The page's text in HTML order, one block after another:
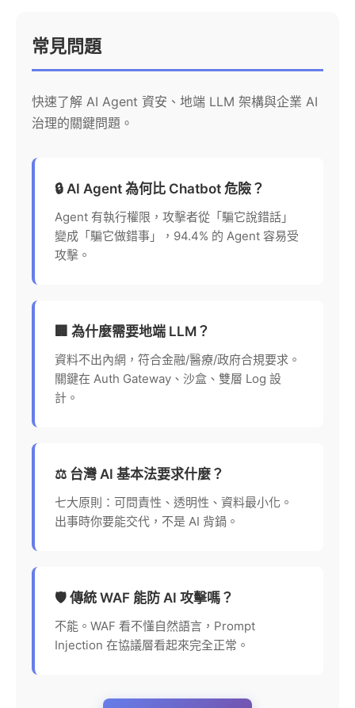
常見問題
快速了解 AI Agent 資安、地端 LLM 架構與企業 AI
治理的關鍵問題。
🔒 AI Agent 為何比 Chatbot 危險？
Agent 有執行權限，攻擊者從「騙它說錯話」
變成「騙它做錯事」，94.4% 的 Agent 容易受
攻擊。
🏢 為什麼需要地端 LLM？
資料不出內網，符合金融/醫療/政府合規要求。
關鍵在 Auth Gateway、沙盒、雙層 Log 設
計。
⚖️ 台灣 AI 基本法要求什麼？
七大原則：可問責性、透明性、資料最小化。
出事時你要能交代，不是 AI 背鍋。
🛡️ 傳統 WAF 能防 AI 攻擊嗎？
不能。WAF 看不懂自然語言，Prompt
Injection 在協議層看起來完全正常。